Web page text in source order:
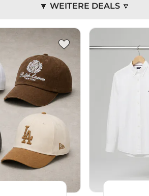
🔽 WEITERE DEALS 🔽